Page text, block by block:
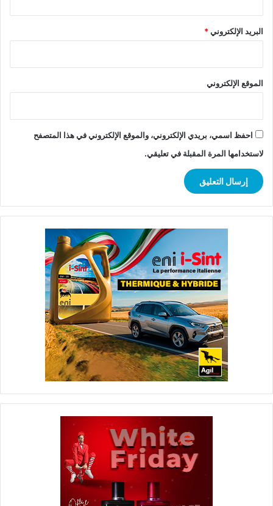
البريد الإلكتروني*
الموقع الإلكتروني
احفظ اسمي، بريدي الإلكتروني، والموقع الإلكتروني في هذا المتصفح
لاستخدامها المرة المقبلة في تعليقي.